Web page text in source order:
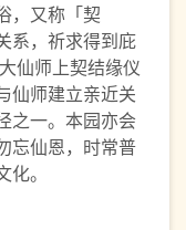
，又称「契
系，祈求得到庇
仙师上契结缘仪
仙师建立亲近关
之一。本园亦会
忘仙恩，时常普
。